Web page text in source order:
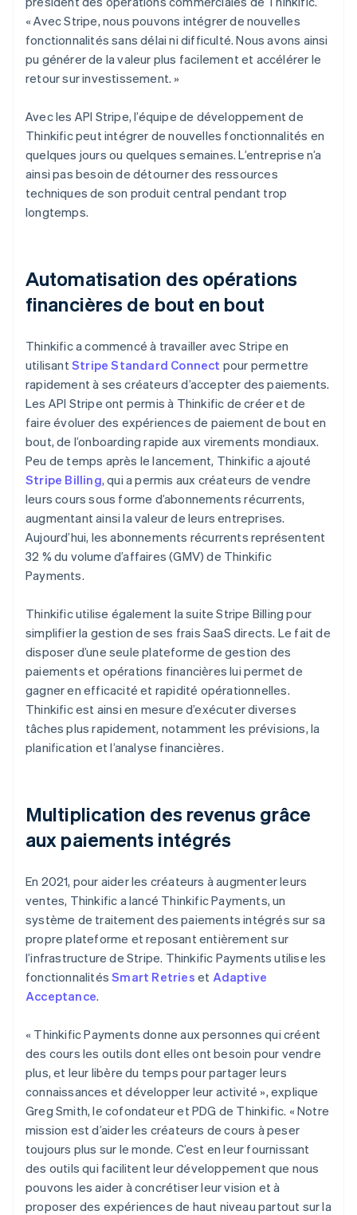
« Avec Stripe, nous pouvons intégrer de nouvelles
fonctionnalités sans délai ni difficulté. Nous avons ainsi
pu générer de la valeur plus facilement et accélérer le
retour sur investissement. »
Avec les API Stripe, l’équipe de développement de
Thinkific peut intégrer de nouvelles fonctionnalités en
quelques jours ou quelques semaines. L’entreprise n’a
ainsi pas besoin de détourner des ressources
techniques de son produit central pendant trop
longtemps.
Automatisation des opérations
financières de bout en bout
Thinkific a commencé à travailler avec Stripe en
utilisantStripe Standard Connect pour permettre
rapidement à ses créateurs d’accepter des paiements.
Les API Stripe ont permis à Thinkific de créer et de
faire évoluer des expériences de paiement de bout en
bout, de l’onboarding rapide aux virements mondiaux.
Peu de temps après le lancement, Thinkific a ajouté
Stripe Billing, qui a permis aux créateurs de vendre
leurs cours sous forme d’abonnements récurrents,
augmentant ainsi la valeur de leurs entreprises.
Aujourd’hui, les abonnements récurrents représentent
32 % du volume d’affaires (GMV) de Thinkific
Payments.
Thinkific utilise également la suite Stripe Billing pour
simplifier la gestion de ses frais SaaS directs. Le fait de
disposer d’une seule plateforme de gestion des
paiements et opérations financières lui permet de
gagner en efficacité et rapidité opérationnelles.
Thinkific est ainsi en mesure d’exécuter diverses
tâches plus rapidement, notamment les prévisions, la
planification et l’analyse financières.
Multiplication des revenus grâce
aux paiements intégrés
En 2021, pour aider les créateurs à augmenter leurs
ventes, Thinkific a lancé Thinkific Payments, un
système de traitement des paiements intégrés sur sa
propre plateforme et reposant entièrement sur
l’infrastructure de Stripe. Thinkific Payments utilise les
fonctionnalitésSmart Retries et Adaptive
Acceptance.
« Thinkific Payments donne aux personnes qui créent
des cours les outils dont elles ont besoin pour vendre
plus, et leur libère du temps pour partager leurs
connaissances et développer leur activité », explique
Greg Smith, le cofondateur et PDG de Thinkific. « Notre
mission est d’aider les créateurs de cours à peser
toujours plus sur le monde. C’est en leur fournissant
des outils qui facilitent leur développement que nous
pouvons les aider à concrétiser leur vision et à
proposer des expériences de haut niveau partout sur la